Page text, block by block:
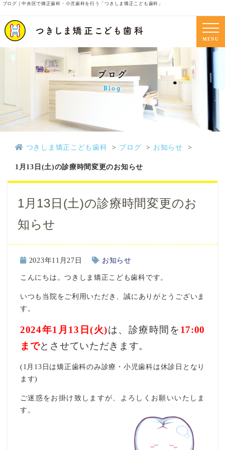
ブログ｜中央区で矯正歯科・小児歯科を行う「つきしま矯正こども歯科」
MENU
ブログ
Blog
つきしま矯正こども歯科 ブログ お知らせ
1月13日(土)の診療時間変更のお知らせ
1月13日(土)の診療時間変更のお
知らせ
2023年11月27日 お知らせ
こんにちは。つきしま矯正こども歯科です。
いつも当院をご利用いただき、誠にありがとうございま
す。
2024年1月13日(火)は、診療時間を 17:00
までとさせていただきます。
(1月13日は矯正歯科のみ診療・小児歯科は休診日となり
ます)
ご迷惑をお掛け致しますが、よろしくお願いいたしま
す。